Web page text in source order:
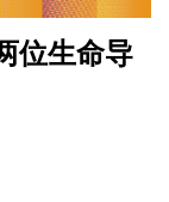
位生命导